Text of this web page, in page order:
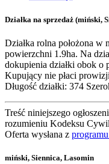
Działka na sprzedaż (miński,
Działka rolna położona
powierzchni 1.9ha. Na
dokupienia działki obok o
Kupujący nie płaci
Długość działki: 374
Treść niniejszego
rozumieniu Kodeksu
Oferta wysłana z
miński, Siennica, Lasomin